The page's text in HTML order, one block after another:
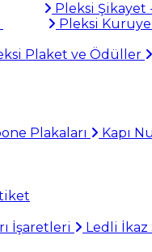
Pleksi
Pleksi
Plaket ve Ödüller
Plakaları Kapı
İşaretleri Ledli İkaz